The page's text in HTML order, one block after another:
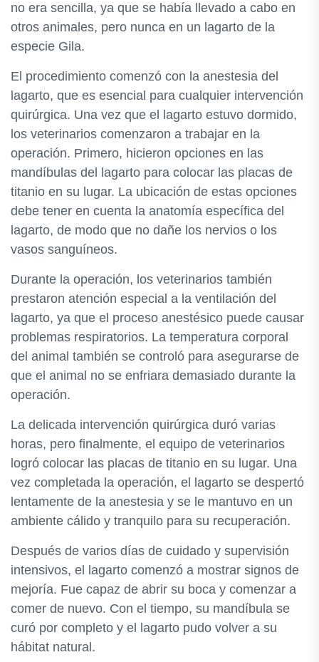
no era sencilla, ya que se había llevado a cabo en
otros animales, pero nunca en un lagarto de la
especie Gila.
El procedimiento comenzó con la anestesia del
lagarto, que es esencial para cualquier intervención
quirúrgica. Una vez que el lagarto estuvo dormido,
los veterinarios comenzaron a trabajar en la
operación. Primero, hicieron opciones en las
mandíbulas del lagarto para colocar las placas de
titanio en su lugar. La ubicación de estas opciones
debe tener en cuenta la anatomía específica del
lagarto, de modo que no dañe los nervios o los
vasos sanguíneos.
Durante la operación, los veterinarios también
prestaron atención especial a la ventilación del
lagarto, ya que el proceso anestésico puede causar
problemas respiratorios. La temperatura corporal
del animal también se controló para asegurarse de
que el animal no se enfriara demasiado durante la
operación.
La delicada intervención quirúrgica duró varias
horas, pero finalmente, el equipo de veterinarios
logró colocar las placas de titanio en su lugar. Una
vez completada la operación, el lagarto se despertó
lentamente de la anestesia y se le mantuvo en un
ambiente cálido y tranquilo para su recuperación.
Después de varios días de cuidado y supervisión
intensivos, el lagarto comenzó a mostrar signos de
mejoría. Fue capaz de abrir su boca y comenzar a
comer de nuevo. Con el tiempo, su mandíbula se
curó por completo y el lagarto pudo volver a su
hábitat natural.